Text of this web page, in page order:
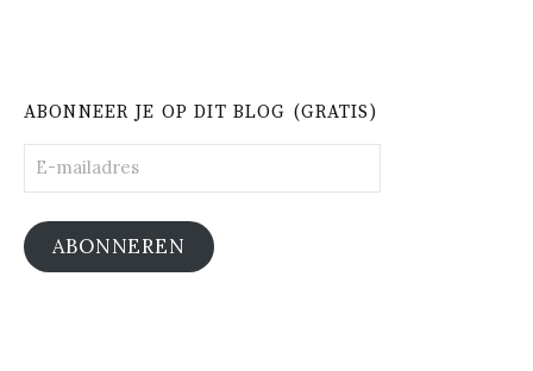
ABONNEER JE OP DIT BLOG (GRATIS)
mailadres
ABONNEREN